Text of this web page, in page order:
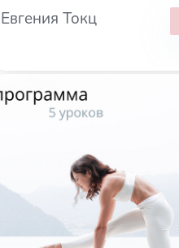
Евгения Токц